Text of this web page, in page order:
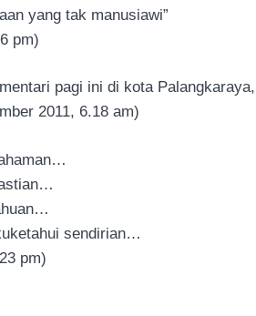
yang tak manusiawi”
pm)
pagi ini di kota
2011, 6.18 am)
sendirian…
pm)